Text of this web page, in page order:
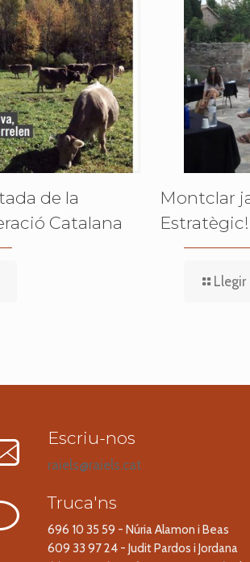
de la
Catalana
Montclar
Estratègic!
Llegir
Escriu-nos
raiels@raiels.cat
Truca'ns
696 10 35 59 - Núria Alamon i Beas
609 33 97 24 - Judit Pardos i Jordana